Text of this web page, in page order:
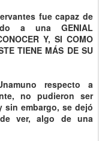
fue capaz de
a una GENIAL
Y, SI COMO
TIENE MÁS DE SU
respecto a
no pudieron ser
sin embargo, se dejó
ver, algo de una